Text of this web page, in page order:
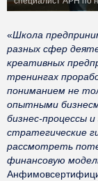
«Школа
разных сфер
креативных
тренингах
пониманием не
опытными
бизнес-процессы
стратегические
рассмотреть
финансовую